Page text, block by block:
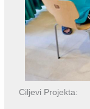
Ciljevi Projekta: